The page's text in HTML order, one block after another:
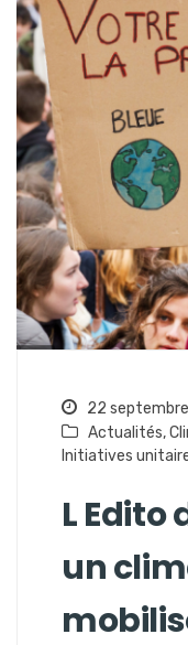
22
Actualités,
Initiatives
L Edito
un